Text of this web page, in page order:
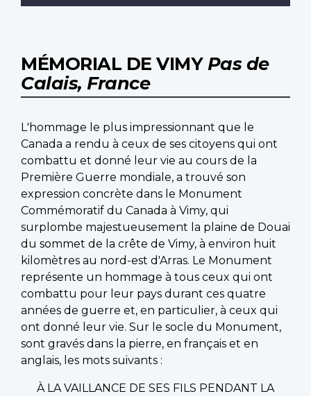
MÉMORIAL DE VIMY Pas de
Calais, France
L'hommage le plus impressionnant que le
Canada a rendu à ceux de ses citoyens qui ont
combattu et donné leur vie au cours de la
Première Guerre mondiale, a trouvé son
expression concrète dans le Monument
Commémoratif du Canada à Vimy, qui
surplombe majestueusement la plaine de Douai
du sommet de la crête de Vimy, à environ huit
kilomètres au nord-est d'Arras. Le Monument
représente un hommage à tous ceux qui ont
combattu pour leur pays durant ces quatre
années de guerre et, en particulier, à ceux qui
ont donné leur vie. Sur le socle du Monument,
sont gravés dans la pierre, en français et en
anglais, les mots suivants :
À LA VAILLANCE DE SES FILS PENDANT LA